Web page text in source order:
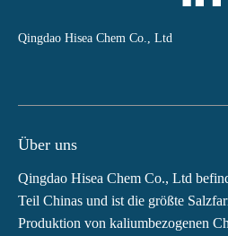
Qingdao Hisea Chem Co., Ltd
Über uns
Qingdao Hisea Chem Co., Ltd
Teil Chinas und ist die größte
Produktion von kaliumbezogenen